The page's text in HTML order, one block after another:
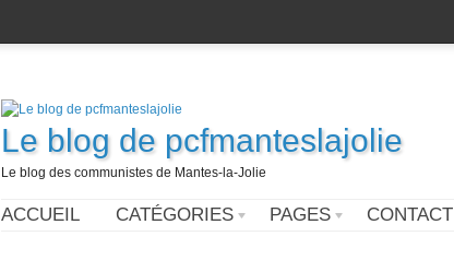
Le blog de pcfmanteslajolie
Le blog des communistes de Mantes-la-Jolie
ACCUEIL CATÉGORIES PAGES CONTACT